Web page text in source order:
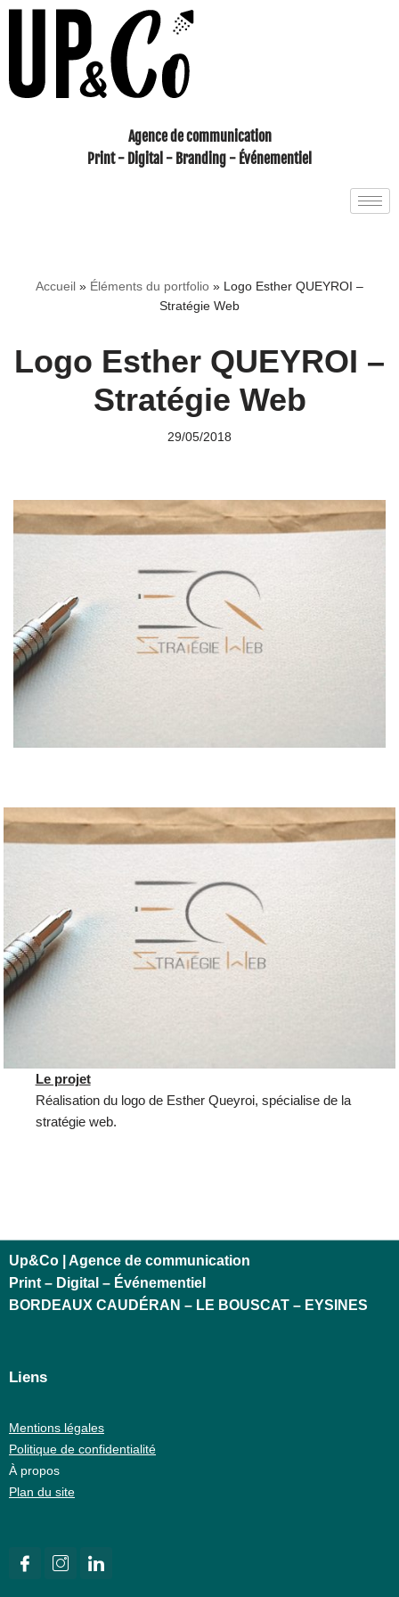
contenu
Agence de communication
Print - Digital - Branding - Événementiel
Accueil » Éléments du portfolio » Logo Esther QUEYROI –
Stratégie Web
Logo Esther QUEYROI –
Stratégie Web
29/05/2018
Le projet
Réalisation du logo de Esther Queyroi, spécialise de la
stratégie web.
Up&Co | Agence de communication
Print – Digital – Événementiel
BORDEAUX CAUDÉRAN – LE BOUSCAT – EYSINES
Liens
Mentions légales
Politique de confidentialité
À propos
Plan du site